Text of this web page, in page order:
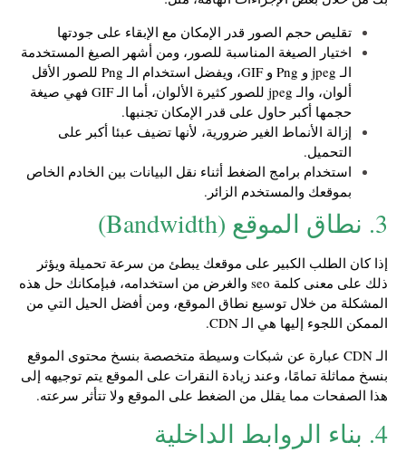
تقليص حجم الصور قدر الإمكان مع الإبقاء على جودتها
اختيار الصيغة المناسبة للصور، ومن أشهر الصيغ المستخدمة
الـ jpeg و Png و GIF، ويفضل استخدام الـ Png للصور الأقل
ألوان، والـ jpeg للصور كثيرة الألوان، أما الـ GIF فهي صيغة
حجمها أكبر حاول على قدر الإمكان تجنبها.
إزالة الأنماط الغير ضرورية، لأنها تضيف عبئا أكبر على
التحميل.
استخدام برامج الضغط أثناء نقل البيانات بين الخادم الخاص
بموقعك والمستخدم الزائر.
3. نطاق الموقع (Bandwidth)
إذا كان الطلب الكبير على موقعك يبطئ من سرعة تحميلة ويؤثر
ذلك على معنى كلمة seo والغرض من استخدامه، فبإمكانك حل هذه
المشكلة من خلال توسيع نطاق الموقع، ومن أفضل الحيل التي من
الممكن اللجوء إليها هي الـ CDN.
الـ CDN عبارة عن شبكات وسيطة متخصصة بنسخ محتوى الموقع
بنسخ مماثلة تمامًا، وعند زيادة النقرات على الموقع يتم توجيهه إلى
هذا الصفحات مما يقلل من الضغط على الموقع ولا تتأثر سرعته.
4. بناء الروابط الداخلية